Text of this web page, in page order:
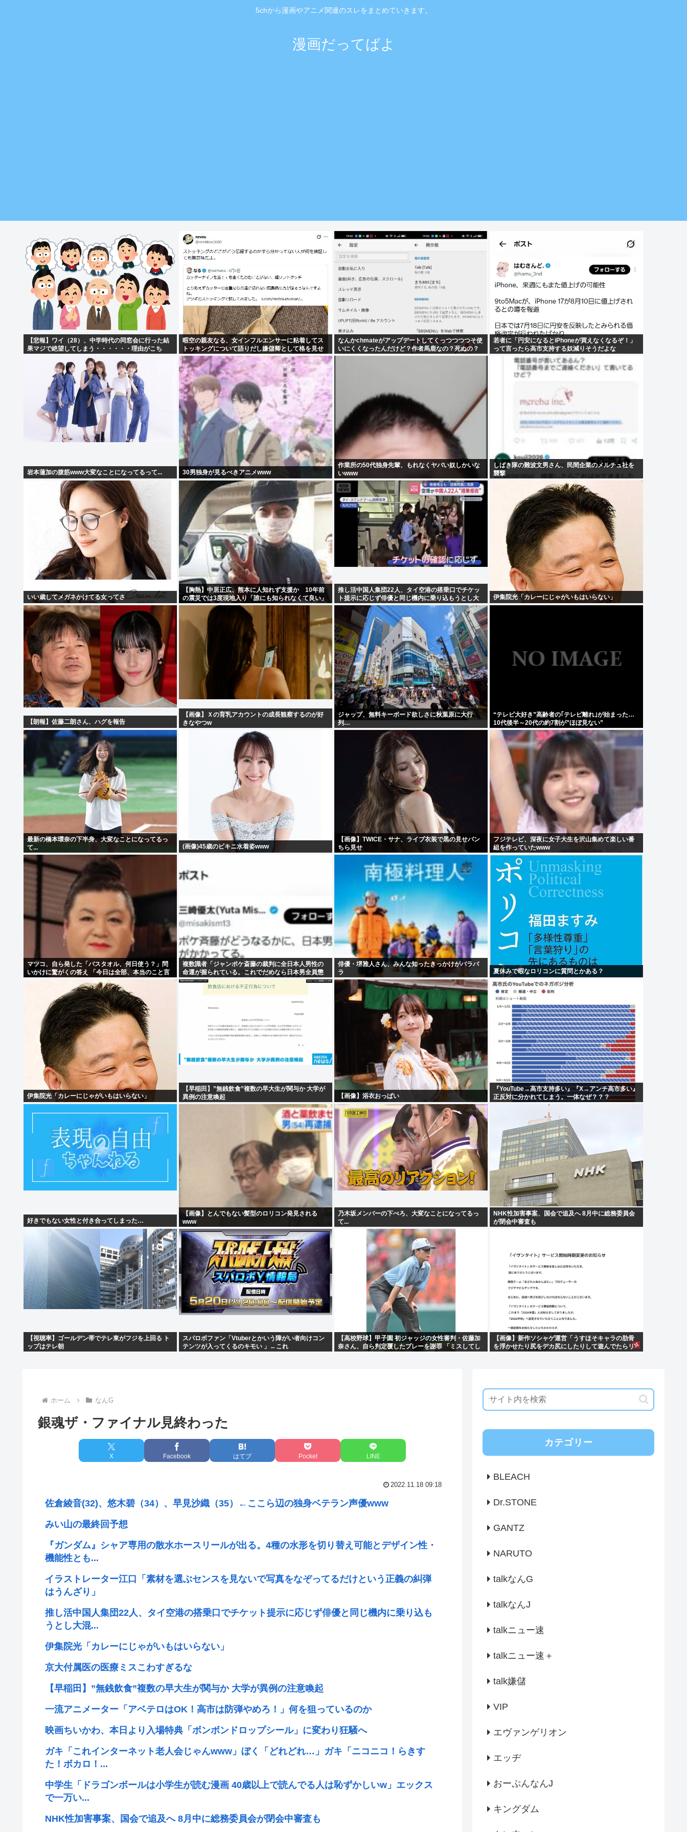
5chから漫画やアニメ関連のスレをまとめていきます。
漫画だってばよ
【悲報】ワイ（28）、中学時代の同窓会に行った結
果マジで絶望してしまう・・・・・・理由がこち
暇空の親友なる、女インフルエンサーに粘着してス
トッキングについて語りだし嫌儲卿として格を見せ
つける
なんかchmateがアップデートしてくっつつつつそ使
いにくくなったんだけど？作者馬鹿なの？死ぬの？
若者に「円安になるとiPhoneが買えなくなるぞ！」
って言ったら高市支持する奴減りそうだよな
岩本蓮加の腹筋www大変なことになってるって... 30男独身が見るべきアニメwww
作業所の50代独身先輩、もれなくヤバい奴しかいな
いwww
しばき隊の難波文男さん、民間企業のメルチュ社を
襲撃
いい歳してメガネかけてる女ってさ
【胸熱】中居正広、熊本に人知れず支援か 10年前
の震災では3度現地入り「誰にも知られなくて良い」
推し活中国人集団22人、タイ空港の搭乗口でチケッ
ト提示に応じず俳優と同じ機内に乗り込もうとし大
混乱 まとめて搭乗拒否
伊集院光「カレーにじゃがいもはいらない」
【朗報】佐藤二朗さん、ハグを報告
【画像】Ｘの育乳アカウントの成長観察するのが好
きなやつw
ジャップ、無料キーボード欲しさに秋葉原に大行
列…
“テレビ大好き”高齢者の｢テレビ離れ｣が始まった…
10代後半～20代の約7割が”ほぼ見ない”
最新の橋本環奈の下半身、大変なことになってるっ
て...
(画像)45歳のビキニ水着姿www
【画像】TWICE・サナ、ライブ衣装で黒の見せパン
ちら見せ
フジテレビ、深夜に女子大生を沢山集めて楽しい番
組を作っていたwww
マツコ、自ら発した「バスタオル、何日使う？」問
いかけに驚がくの答え 「今日は全部、本当のこと言
複数識者「ジャンポケ斎藤の裁判に全日本人男性の
命運が握られている。これでだめなら日本男全員懲
役7年だ」
俳優・堺雅人さん、みんな知ったきっかけがバラバ
ラ
夏休みで暇なロリコンに質問とかある？
伊集院光「カレーにじゃがいもはいらない」
【早稲田】”無銭飲食”複数の早大生が関与か 大学が
異例の注意喚起
【画像】浴衣おっぱい
『YouTube→高市支持多い』『X→アンチ高市多い』
正反対に分かれてしまう。一体なぜ？？？
好きでもない女性と付き合ってしまった…
【画像】とんでもない髪型のロリコン発見される
www
乃木坂メンバーの下ぺろ、大変なことになってるっ
て...
NHK性加害事案、国会で追及へ 8月中に総務委員会
が閉会中審査も
【視聴率】ゴールデン帯でテレ東がフジを上回る ト
ップはテレ朝
スパロボファン「Vtuberとかいう障がい者向けコン
テンツが入ってくるのキモい 」←これ
【高校野球】甲子園 初ジャッジの女性審判・佐藤加
奈さん、自ら判定覆したプレーを謝罪 「ミスしてし
【画像】新作ソシャゲ運営「うすほそキャラの肋骨
を浮かせたり尻をデカ尻にしたりして遊んでたらリ
ホーム なんG
銀魂ザ・ファイナル見終わった
X Facebook はてブ Pocket LINE
2022.11.18 09:18
佐倉綾音(32)、悠木碧（34）、早見沙織（35）←ここら辺の独身ベテラン声優www
みい山の最終回予想
『ガンダム』シャア専用の散水ホースリールが出る。4種の水形を切り替え可能とデザイン性・
機能性とも...
イラストレーター江口「素材を選ぶセンスを見ないで写真をなぞってるだけという正義の糾弾
はうんざり」
推し活中国人集団22人、タイ空港の搭乗口でチケット提示に応じず俳優と同じ機内に乗り込も
うとし大混...
伊集院光「カレーにじゃがいもはいらない」
京大付属医の医療ミスこわすぎるな
【早稲田】”無銭飲食”複数の早大生が関与か 大学が異例の注意喚起
一流アニメーター「アベテロはOK！高市は防弾やめろ！」何を狙っているのか
映画ちいかわ、本日より入場特典「ボンボンドロップシール」に変わり狂騒へ
ガキ「これインターネット老人会じゃんwww」ぼく「どれどれ…」ガキ「ニコニコ！らきす
た！ボカロ！...
中学生「ドラゴンボールは小学生が読む漫画 40歳以上で読んでる人は恥ずかしいw」エックス
で一万い...
NHK性加害事案、国会で追及へ 8月中に総務委員会が閉会中審査も
カテゴリー
BLEACH
Dr.STONE
GANTZ
NARUTO
talkなんG
talkなんJ
talkニュー速
talkニュー速＋
talk嫌儲
VIP
エヴァンゲリオン
エッヂ
おーぷんなんJ
キングダム